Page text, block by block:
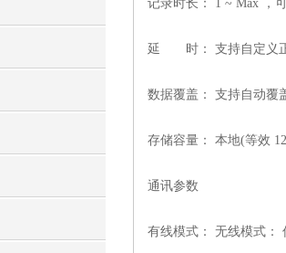
记录时长： 1 ~ Max ，
延 时： 支持自定义
数据覆盖： 支持自动覆
存储容量： 本地(等效
通讯参数
有线模式： 无线模式：